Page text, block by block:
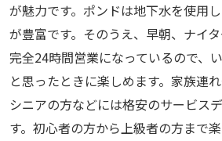
が魅力です。ポンドは地下水を使用
が豊富です。そのうえ、早朝、ナイ
完全24時間営業になっているので、
と思ったときに楽しめます。家族連
シニアの方などには格安のサービス
す。初心者の方から上級者の方まで